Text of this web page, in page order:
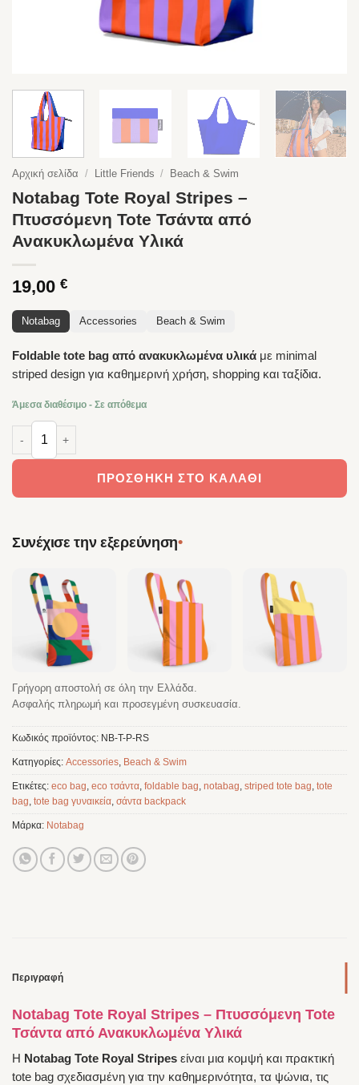
Αρχική σελίδα / Little Friends / Beach & Swim
Notabag Tote Royal Stripes –
Πτυσσόμενη Tote Τσάντα από
Ανακυκλωμένα Υλικά
19,00 €
Notabag Accessories Beach & Swim
Foldable tote bag από ανακυκλωμένα υλικά με minimal
striped design για καθημερινή χρήση, shopping και ταξίδια.
Άμεσα διαθέσιμο - Σε απόθεμα
Notabag Tote Royal Stripes – Πτυσσόμενη Tote Τσάντα από
ΠΡΟΣΘΉΚΗ ΣΤΟ ΚΑΛΆΘΙ
Συνέχισε την εξερεύνηση•
Γρήγορη αποστολή σε όλη την Ελλάδα.
Ασφαλής πληρωμή και προσεγμένη συσκευασία.
Κωδικός προϊόντος: NB-T-P-RS
Κατηγορίες: Accessories, Beach & Swim
Ετικέτες: eco bag, eco τσάντα, foldable bag, notabag, striped tote bag, tote
bag, tote bag γυναικεία, σάντα backpack
Μάρκα: Notabag
Περιγραφή
Notabag Tote Royal Stripes – Πτυσσόμενη Tote
Τσάντα από Ανακυκλωμένα Υλικά
Η Notabag Tote Royal Stripes είναι μια κομψή και πρακτική
tote bag σχεδιασμένη για την καθημερινότητα, τα ψώνια, τις